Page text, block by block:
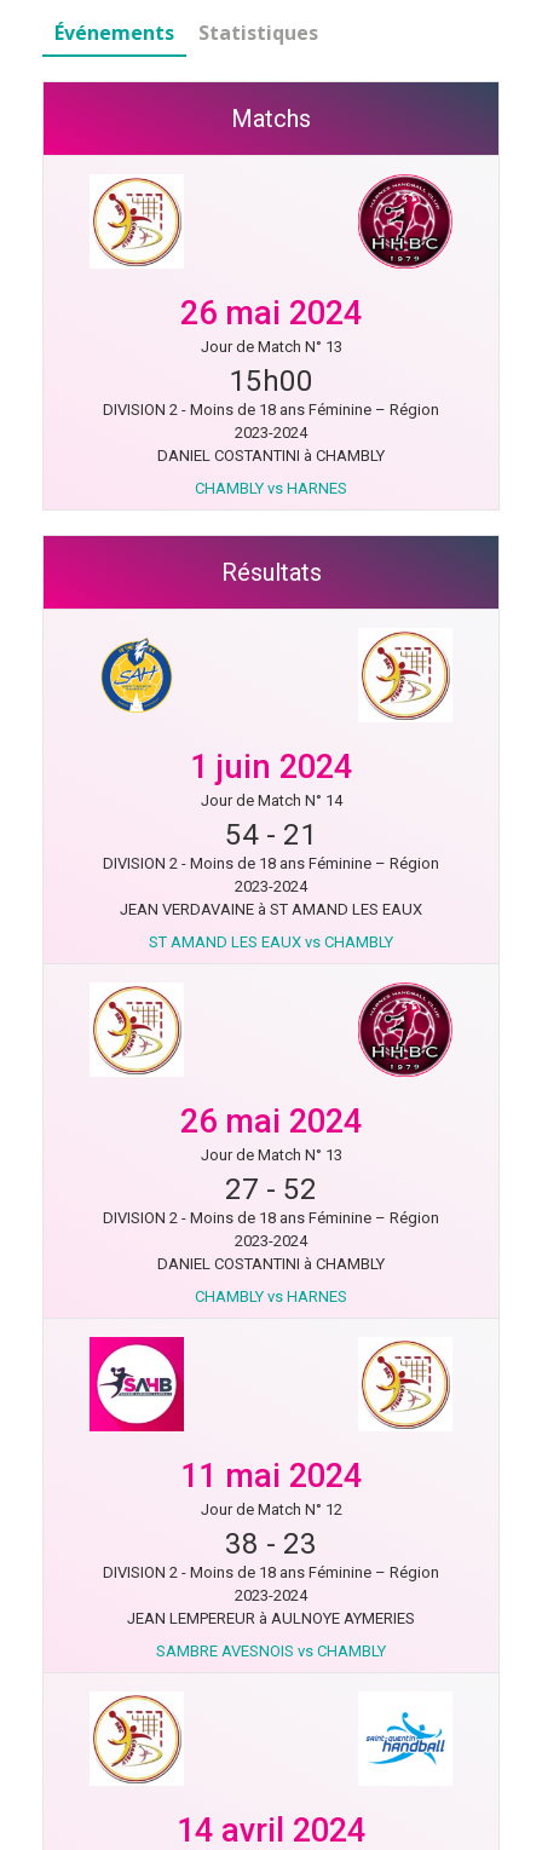
Événements Statistiques
Matchs
26 mai 2024
Jour de Match N° 13
15h00
DIVISION 2 - Moins de 18 ans Féminine – Région
2023-2024
DANIEL COSTANTINI à CHAMBLY
CHAMBLY vs HARNES
Résultats
1 juin 2024
Jour de Match N° 14
54 - 21
DIVISION 2 - Moins de 18 ans Féminine – Région
2023-2024
JEAN VERDAVAINE à ST AMAND LES EAUX
ST AMAND LES EAUX vs CHAMBLY
26 mai 2024
Jour de Match N° 13
27 - 52
DIVISION 2 - Moins de 18 ans Féminine – Région
2023-2024
DANIEL COSTANTINI à CHAMBLY
CHAMBLY vs HARNES
11 mai 2024
Jour de Match N° 12
38 - 23
DIVISION 2 - Moins de 18 ans Féminine – Région
2023-2024
JEAN LEMPEREUR à AULNOYE AYMERIES
SAMBRE AVESNOIS vs CHAMBLY
14 avril 2024